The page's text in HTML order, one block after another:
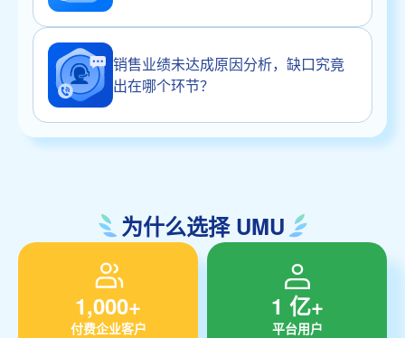
销售业绩未达成原因分析，缺口究竟
出在哪个环节？
为什么选择 UMU
1,000+
付费企业客户
1 亿+
平台用户